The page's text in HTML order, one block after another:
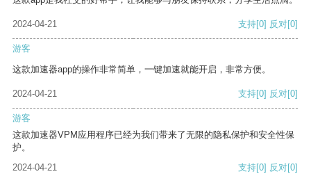
2024-04-21 支持[0] 反对[0]
游客
这款加速器app的操作非常简单，一键加速就能开启，非常方便。
2024-04-21 支持[0] 反对[0]
游客
这款加速器VPM应用程序已经为我们带来了无限的隐私保护和安全性保
护。
2024-04-21
支持[0] 反对[0]